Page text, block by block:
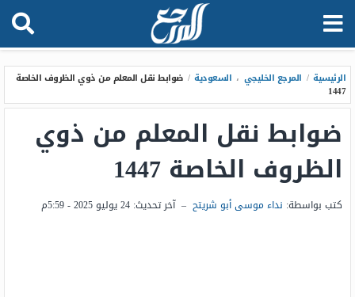
الرئيسية / المرجع الخليجي ، السعودية / ضوابط نقل المعلم من ذوي الظروف الخاصة
1447
ضوابط نقل المعلم من ذوي
الظروف الخاصة 1447
كتب بواسطة: نداء موسى أبو شريتح – آخر تحديث: 24 يوليو 2025 - 5:59م